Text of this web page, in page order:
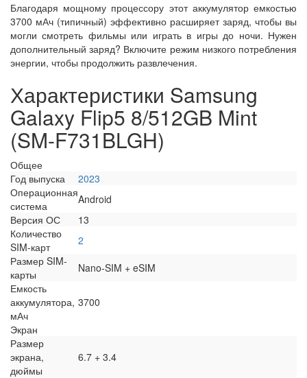
Благодаря мощному процессору этот аккумулятор емкостью
3700 мАч (типичный) эффективно расширяет заряд, чтобы вы
могли смотреть фильмы или играть в игры до ночи. Нужен
дополнительный заряд? Включите режим низкого потребления
энергии, чтобы продолжить развлечения.
Характеристики Samsung
Galaxy Flip5 8/512GB Mint
(SM-F731BLGH)
Общее
Год выпуска
2023
Операционная
система
Android
Версия ОС
13
Количество
SIM-карт
2
Размер SIM-
карты
Nano-SIM + eSIM
Емкость
аккумулятора,
мАч
3700
Экран
Размер
экрана,
дюймы
6.7 + 3.4